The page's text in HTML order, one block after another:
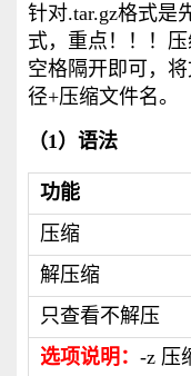
针对.tar.gz格式是
式，重点！！！
空格隔开即可，
径+压缩文件名。
（1）语法
功能
压缩
解压缩
只查看不解压
选项说明： -z 压